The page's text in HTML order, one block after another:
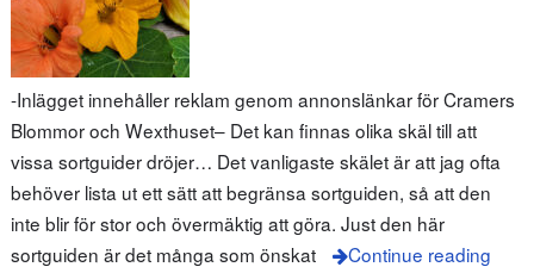
-Inlägget innehåller reklam genom annonslänkar för Cramers
Blommor och Wexthuset– Det kan finnas olika skäl till att
vissa sortguider dröjer… Det vanligaste skälet är att jag ofta
behöver lista ut ett sätt att begränsa sortguiden, så att den
inte blir för stor och övermäktig att göra. Just den här
sortguiden är det många som önskat
Continue reading